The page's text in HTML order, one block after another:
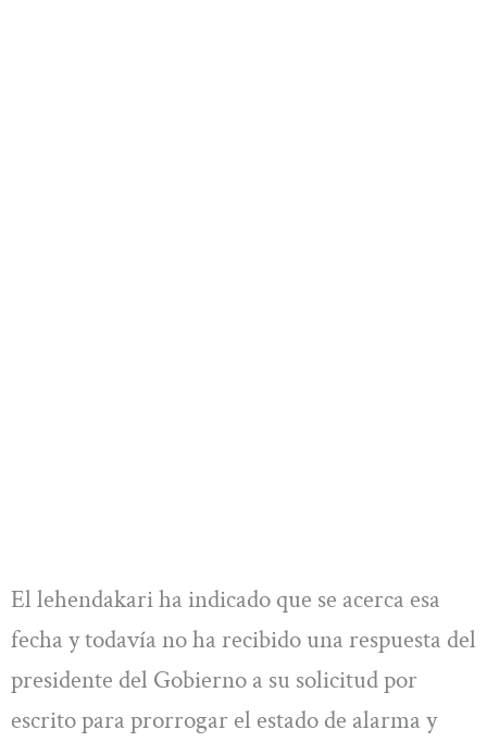
El lehendakari ha indicado que se acerca esa
fecha y todavía no ha recibido una respuesta del
presidente del Gobierno a su solicitud por
escrito para prorrogar el estado de alarma y